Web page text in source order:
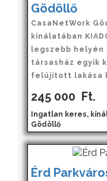
Gödöllő
CasaNetWork
kínálatában
legszebb helyén
társasház egyik
felújított lakása
245 000 Ft.
Ingatlan keres,
Gödöllő
Érd